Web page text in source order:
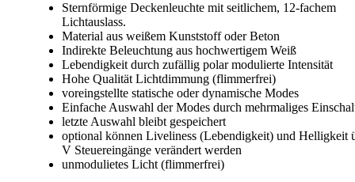
Sternförmige Deckenleuchte mit seitlichem, 12-fachem
Lichtauslass.
Material aus weißem Kunststoff oder Beton
Indirekte Beleuchtung aus hochwertigem Weiß
Lebendigkeit durch zufällig polar modulierte Intensität
Hohe Qualität Lichtdimmung (flimmerfrei)
voreingstellte statische oder dynamische Modes
Einfache Auswahl der Modes durch mehrmaliges
letzte Auswahl bleibt gespeichert
optional können Liveliness (Lebendigkeit) und Helligkeit
V Steuereingänge verändert werden
unmodulietes Licht (flimmerfrei)